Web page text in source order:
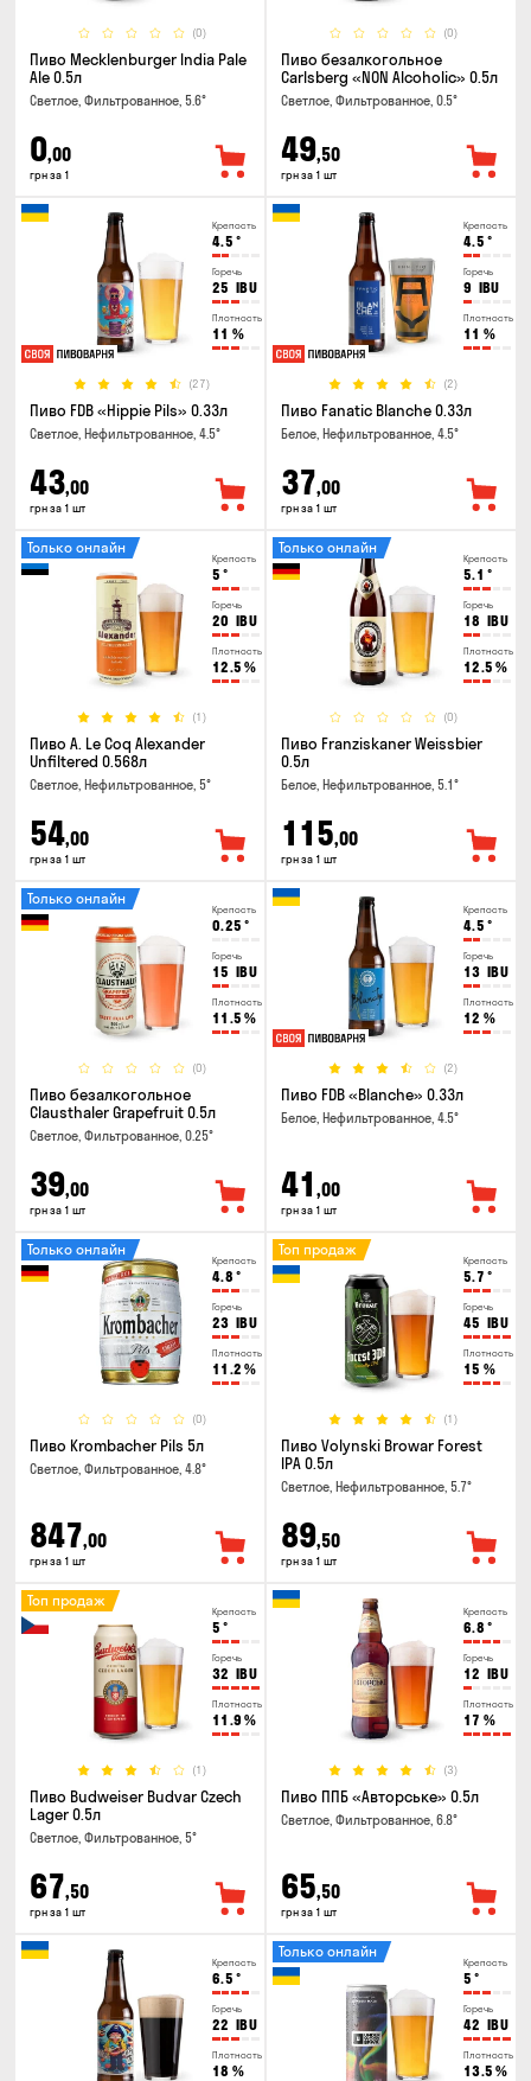
(0)
Пиво Mecklenburger India Pale
Ale 0.5л
Светлое, Фильтрованное, 5.6°
0,00
грн за 1
(0)
Пиво безалкогольное
Carlsberg «NON Alcoholic» 0.5л
Светлое, Фильтрованное, 0.5°
49,50
грн за 1 шт
Крепость
4.5 °
Горечь
25 IBU
Плотность
11 %
(27)
Пиво FDB «Hippie Pils» 0.33л
Светлое, Нефильтрованное, 4.5°
43,00
грн за 1 шт
Крепость
4.5 °
Горечь
9 IBU
Плотность
11 %
(2)
Пиво Fanatic Blanche 0.33л
Белое, Нефильтрованное, 4.5°
37,00
грн за 1 шт
Крепость
5 °
Горечь
20 IBU
Плотность
12.5 %
(1)
Только онлайн
Пиво A. Le Coq Alexander
Unfiltered 0.568л
Светлое, Нефильтрованное, 5°
54,00
грн за 1 шт
Крепость
5.1 °
Горечь
18 IBU
Плотность
12.5 %
(0)
Только онлайн
Пиво Franziskaner Weissbier
0.5л
Белое, Нефильтрованное, 5.1°
115,00
грн за 1 шт
Крепость
0.25 °
Горечь
15 IBU
Плотность
11.5 %
(0)
Только онлайн
Пиво безалкогольное
Clausthaler Grapefruit 0.5л
Светлое, Фильтрованное, 0.25°
39,00
грн за 1 шт
Крепость
4.5 °
Горечь
13 IBU
Плотность
12 %
(2)
Пиво FDB «Blanche» 0.33л
Белое, Нефильтрованное, 4.5°
41 ,00
грн за 1 шт
Крепость
4.8 °
Горечь
23 IBU
Плотность
11.2 %
(0)
Только онлайн
Пиво Krombacher Pils 5л
Светлое, Фильтрованное, 4.8°
847,00
грн за 1 шт
Крепость
5.7 °
Горечь
45 IBU
Плотность
15 %
(1)
Топ продаж
Пиво Volynski Browar Forest
IPA 0.5л
Светлое, Нефильтрованное, 5.7°
89,50
грн за 1 шт
Крепость
5 °
Горечь
32 IBU
Плотность
11.9 %
(1)
Топ продаж
Пиво Budweiser Budvar Czech
Lager 0.5л
Светлое, Фильтрованное, 5°
67,50
грн за 1 шт
Крепость
6.8 °
Горечь
12 IBU
Плотность
17 %
(3)
Пиво ППБ «Авторське» 0.5л
Светлое, Фильтрованное, 6.8°
65,50
грн за 1 шт
Крепость
6.5 °
Горечь
22 IBU
Плотность
18 %
Крепость
5 °
Горечь
42 IBU
Плотность
13.5 %
Только онлайн